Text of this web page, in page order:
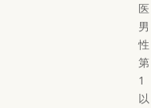
医
男
性
第
1
以